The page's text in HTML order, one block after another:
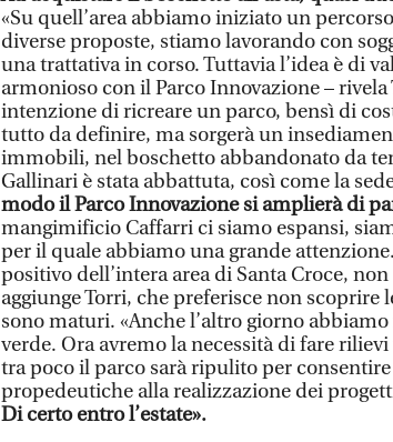
«Su quell’area abbiamo iniziato un
diverse proposte, stiamo lavorando con
una trattativa in corso. Tuttavia l’idea è di
armonioso con il Parco Innovazione –
intenzione di ricreare un parco, bensì di
tutto da definire, ma sorgerà un
immobili, nel boschetto abbandonato da
Gallinari è stata abbattuta, così come la
modo il Parco Innovazione si amplierà di
mangimificio Caffarri ci siamo espansi,
per il quale abbiamo una grande
positivo dell’intera area di Santa Croce,
aggiunge Torri, che preferisce non scoprire
sono maturi. «Anche l’altro giorno
verde. Ora avremo la necessità di fare
tra poco il parco sarà ripulito per
propedeutiche alla realizzazione dei
Di certo entro l’estate».